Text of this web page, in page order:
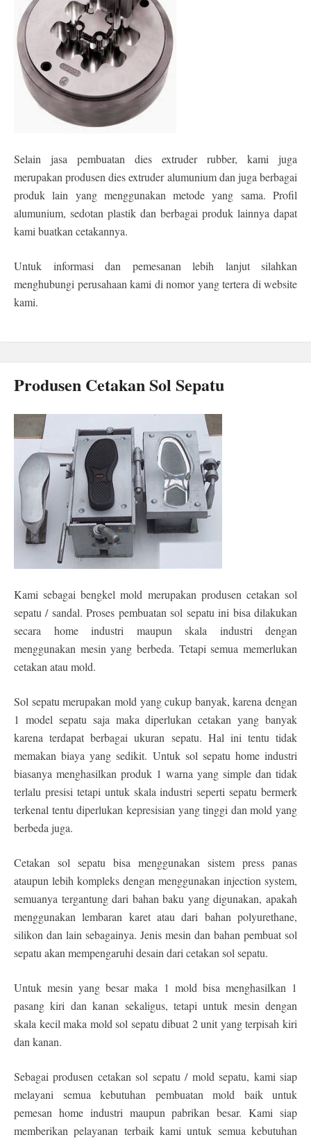
Selain jasa pembuatan dies extruder rubber, kami juga
merupakan produsen dies extruder alumunium dan juga berbagai
produk lain yang menggunakan metode yang sama. Profil
alumunium, sedotan plastik dan berbagai produk lainnya dapat
kami buatkan cetakannya.
Untuk informasi dan pemesanan lebih lanjut silahkan
menghubungi perusahaan kami di nomor yang tertera di website
kami.
Produsen Cetakan Sol Sepatu
Kami sebagai bengkel mold merupakan produsen cetakan sol
sepatu / sandal. Proses pembuatan sol sepatu ini bisa dilakukan
secara home industri maupun skala industri dengan
menggunakan mesin yang berbeda. Tetapi semua memerlukan
cetakan atau mold.
Sol sepatu merupakan mold yang cukup banyak, karena dengan
1 model sepatu saja maka diperlukan cetakan yang banyak
karena terdapat berbagai ukuran sepatu. Hal ini tentu tidak
memakan biaya yang sedikit. Untuk sol sepatu home industri
biasanya menghasilkan produk 1 warna yang simple dan tidak
terlalu presisi tetapi untuk skala industri seperti sepatu bermerk
terkenal tentu diperlukan kepresisian yang tinggi dan mold yang
berbeda juga.
Cetakan sol sepatu bisa menggunakan sistem press panas
ataupun lebih kompleks dengan menggunakan injection system,
semuanya tergantung dari bahan baku yang digunakan, apakah
menggunakan lembaran karet atau dari bahan polyurethane,
silikon dan lain sebagainya. Jenis mesin dan bahan pembuat sol
sepatu akan mempengaruhi desain dari cetakan sol sepatu.
Untuk mesin yang besar maka 1 mold bisa menghasilkan 1
pasang kiri dan kanan sekaligus, tetapi untuk mesin dengan
skala kecil maka mold sol sepatu dibuat 2 unit yang terpisah kiri
dan kanan.
Sebagai produsen cetakan sol sepatu / mold sepatu, kami siap
melayani semua kebutuhan pembuatan mold baik untuk
pemesan home industri maupun pabrikan besar. Kami siap
memberikan pelayanan terbaik kami untuk semua kebutuhan